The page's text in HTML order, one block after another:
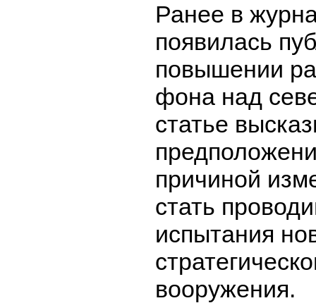
Ранее в
появилась
повышении
фона над
статье
причиной
стать
испытания
вооружения.